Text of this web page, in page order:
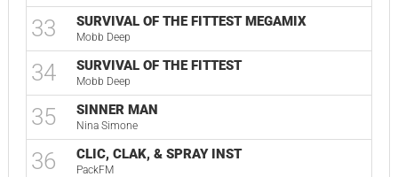
33 SURVIVAL OF THE FITTEST MEGAMIX
Mobb Deep
34 SURVIVAL OF THE FITTEST
Mobb Deep
35 SINNER MAN
Nina Simone
36 CLIC, CLAK, & SPRAY INST
PackFM